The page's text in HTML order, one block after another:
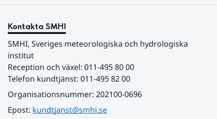
Kontakta SMHI
SMHI, Sveriges meteorologiska och hydrologiska
institut
Reception och växel: 011-495 80 00
Telefon kundtjänst: 011-495 82 00
Organisationsnummer: 202100-0696
Epost: kundtjanst@smhi.se